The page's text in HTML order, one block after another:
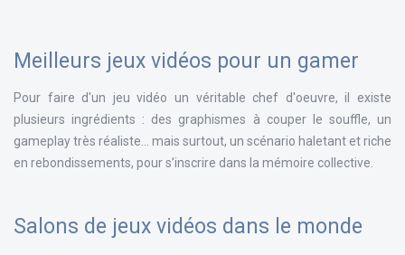
Meilleurs jeux vidéos pour un gamer
Pour faire d'un jeu vidéo un véritable chef d'oeuvre, il existe
plusieurs ingrédients : des graphismes à couper le souffle, un
gameplay très réaliste... mais surtout, un scénario haletant et riche
en rebondissements, pour s’inscrire dans la mémoire collective.
Salons de jeux vidéos dans le monde